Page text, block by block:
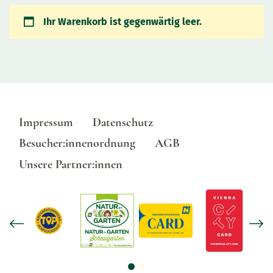
Ihr Warenkorb ist gegenwärtig leer.
Impressum
Datenschutz
Besucher:innenordnung
AGB
Unsere Partner:innen